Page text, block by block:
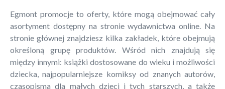
Egmont promocje to oferty, które mogą obejmować cały
asortyment dostępny na stronie wydawnictwa online. Na
stronie głównej znajdziesz kilka zakładek, które obejmują
określoną grupę produktów. Wśród nich znajdują się
między innymi: książki dostosowane do wieku i możliwości
dziecka, najpopularniejsze komiksy od znanych autorów,
czasopisma dla małych dzieci i tych starszych, a także